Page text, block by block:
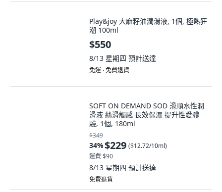
Play&joy 大麻籽油潤滑液, 1個, 極熱狂
潮 100ml
$550
8/13 星期四 預計送達
免運 ∙ 免費退貨
SOFT ON DEMAND SOD 滑順水性潤
滑液 絲滑觸感 長效保濕 提升性愛體
驗, 1個, 180ml
$349
34%$229 ($12.72/10ml)
運費 $90
8/13 星期四 預計送達
免費退貨